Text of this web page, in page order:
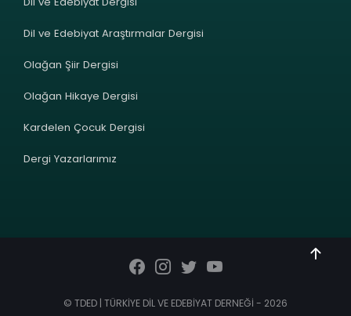
Dil ve Edebiyat Araştırmalar Dergisi
Olağan Şiir Dergisi
Olağan Hikaye Dergisi
Kardelen Çocuk Dergisi
Dergi Yazarlarımız
© TDED | TÜRKİYE DİL VE EDEBİYAT DERNEĞİ - 2026